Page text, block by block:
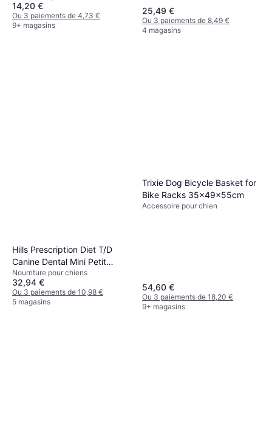
pour chats
14,20 €
Ou 3 paiements de 4,73 €
9+ magasins
25,49 €
Ou 3 paiements de 8,49 €
4 magasins
Hills Prescription Diet T/D
Canine Dental Mini Petit
Chien au Poulet - 3 kg
Nourriture pour chiens
32,94 €
Ou 3 paiements de 10,98 €
5 magasins
Trixie Dog Bicycle Basket for
Bike Racks 35x49x55cm
Accessoire pour chien
54,60 €
Ou 3 paiements de 18,20 €
9+ magasins